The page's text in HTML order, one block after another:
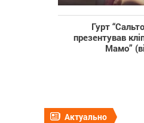
Гурт
презентував
Мамо”
Актуально